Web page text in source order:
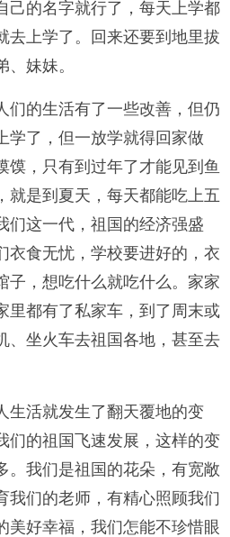
己的名字就行了，每天上学都
去上学了。回来还要到地里拔
妹妹。
们的生活有了一些改善，但仍
学了，但一放学就得回家做
馍，只有到过年了才能见到鱼
就是到夏天，每天都能吃上五
们这一代，祖国的经济强盛
衣食无忧，学校要进好的，衣
子，想吃什么就吃什么。家家
里都有了私家车，到了周末或
、坐火车去祖国各地，甚至去
生活就发生了翻天覆地的变
们的祖国飞速发展，这样的变
。我们是祖国的花朵，有宽敞
我们的老师，有精心照顾我们
美好幸福，我们怎能不珍惜眼